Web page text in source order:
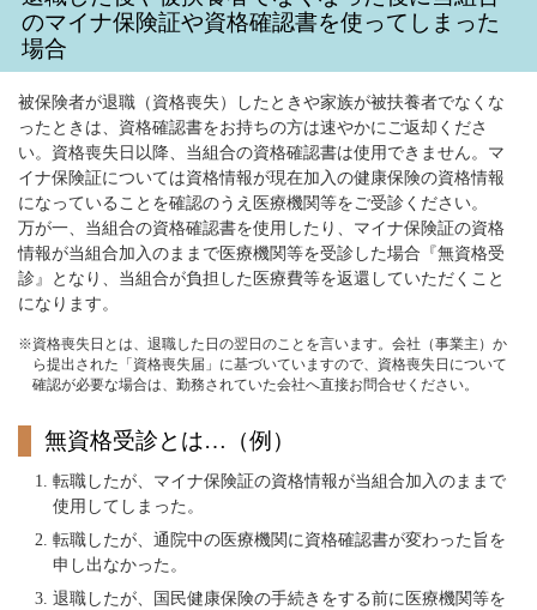
のマイナ保険証や資格確認書を使ってしまった
場合
被保険者が退職（資格喪失）したときや家族が被扶養者でなくな
ったときは、資格確認書をお持ちの方は速やかにご返却くださ
い。資格喪失日以降、当組合の資格確認書は使用できません。マ
イナ保険証については資格情報が現在加入の健康保険の資格情報
になっていることを確認のうえ医療機関等をご受診ください。
万が一、当組合の資格確認書を使用したり、マイナ保険証の資格
情報が当組合加入のままで医療機関等を受診した場合『無資格受
診』となり、当組合が負担した医療費等を返還していただくこと
になります。
※資格喪失日とは、退職した日の翌日のことを言います。会社（事業主）か
ら提出された「資格喪失届」に基づいていますので、資格喪失日について
確認が必要な場合は、勤務されていた会社へ直接お問合せください。
無資格受診とは…（例）
転職したが、マイナ保険証の資格情報が当組合加入のままで
使用してしまった。
転職したが、通院中の医療機関に資格確認書が変わった旨を
申し出なかった。
退職したが、国民健康保険の手続きをする前に医療機関等を